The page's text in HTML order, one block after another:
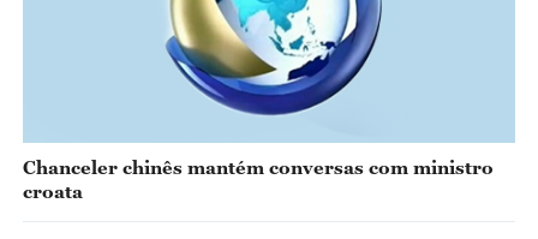
Chanceler chinês mantém conversas com ministro
croata